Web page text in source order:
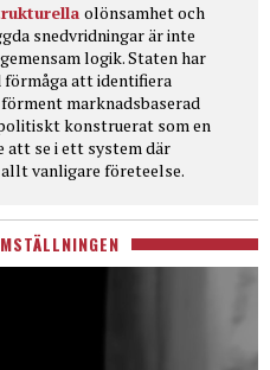
olönsamhet och
snedvridningar är inte
logik. Staten har
att identifiera
marknadsbaserad
konstruerat som en
att se i ett system där
vanligare företeelse.